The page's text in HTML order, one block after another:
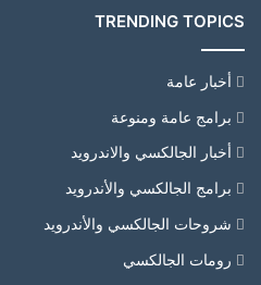
TRENDING TOPICS
أخبار عامة
برامج عامة ومنوعة
أخبار الجالكسي والاندرويد
برامج الجالكسي والأندرويد
شروحات الجالكسي والأندرويد
رومات الجالكسي